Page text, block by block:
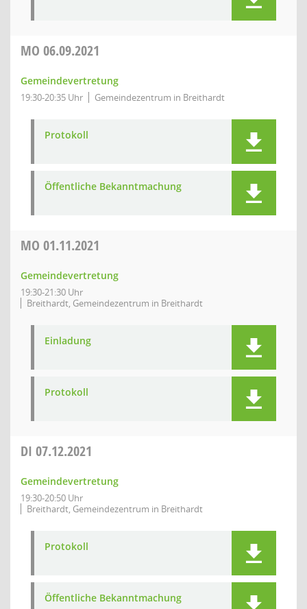
MO 06.09.2021
Gemeindevertretung
19:30-20:35 Uhr Gemeindezentrum in Breithardt
Protokoll
Öffentliche Bekanntmachung
MO 01.11.2021
Gemeindevertretung
19:30-21:30 Uhr
Breithardt, Gemeindezentrum in Breithardt
Einladung
Protokoll
DI 07.12.2021
Gemeindevertretung
19:30-20:50 Uhr
Breithardt, Gemeindezentrum in Breithardt
Protokoll
Öffentliche Bekanntmachung